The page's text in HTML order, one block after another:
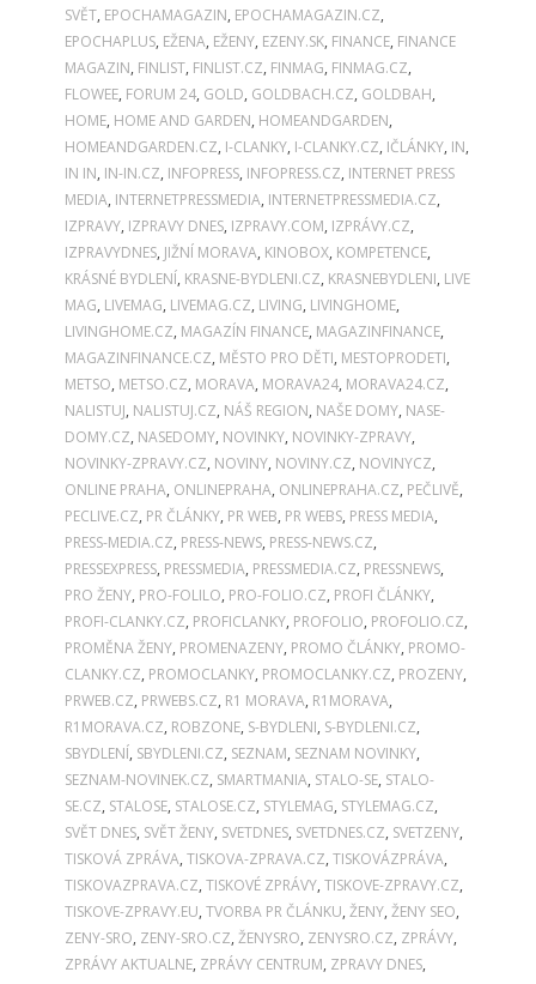
SVĚT, EPOCHAMAGAZIN, EPOCHAMAGAZIN.CZ,
EPOCHAPLUS, EŽENA, EŽENY, EZENY.SK, FINANCE, FINANCE
MAGAZIN, FINLIST, FINLIST.CZ, FINMAG, FINMAG.CZ,
FLOWEE, FORUM 24, GOLD, GOLDBACH.CZ, GOLDBAH,
HOME, HOME AND GARDEN, HOMEANDGARDEN,
HOMEANDGARDEN.CZ, I-CLANKY, I-CLANKY.CZ, IČLÁNKY, IN,
IN IN, IN-IN.CZ, INFOPRESS, INFOPRESS.CZ, INTERNET PRESS
MEDIA, INTERNETPRESSMEDIA, INTERNETPRESSMEDIA.CZ,
IZPRAVY, IZPRAVY DNES, IZPRAVY.COM, IZPRÁVY.CZ,
IZPRAVYDNES, JIŽNÍ MORAVA, KINOBOX, KOMPETENCE,
KRÁSNÉ BYDLENÍ, KRASNE-BYDLENI.CZ, KRASNEBYDLENI, LIVE
MAG, LIVEMAG, LIVEMAG.CZ, LIVING, LIVINGHOME,
LIVINGHOME.CZ, MAGAZÍN FINANCE, MAGAZINFINANCE,
MAGAZINFINANCE.CZ, MĚSTO PRO DĚTI, MESTOPRODETI,
METSO, METSO.CZ, MORAVA, MORAVA24, MORAVA24.CZ,
NALISTUJ, NALISTUJ.CZ, NÁŠ REGION, NAŠE DOMY, NASE-
DOMY.CZ, NASEDOMY, NOVINKY, NOVINKY-ZPRAVY,
NOVINKY-ZPRAVY.CZ, NOVINY, NOVINY.CZ, NOVINYCZ,
ONLINE PRAHA, ONLINEPRAHA, ONLINEPRAHA.CZ, PEČLIVĚ,
PECLIVE.CZ, PR ČLÁNKY, PR WEB, PR WEBS, PRESS MEDIA,
PRESS-MEDIA.CZ, PRESS-NEWS, PRESS-NEWS.CZ,
PRESSEXPRESS, PRESSMEDIA, PRESSMEDIA.CZ, PRESSNEWS,
PRO ŽENY, PRO-FOLILO, PRO-FOLIO.CZ, PROFI ČLÁNKY,
PROFI-CLANKY.CZ, PROFICLANKY, PROFOLIO, PROFOLIO.CZ,
PROMĚNA ŽENY, PROMENAZENY, PROMO ČLÁNKY, PROMO-
CLANKY.CZ, PROMOCLANKY, PROMOCLANKY.CZ, PROZENY,
PRWEB.CZ, PRWEBS.CZ, R1 MORAVA, R1MORAVA,
R1MORAVA.CZ, ROBZONE, S-BYDLENI, S-BYDLENI.CZ,
SBYDLENÍ, SBYDLENI.CZ, SEZNAM, SEZNAM NOVINKY,
SEZNAM-NOVINEK.CZ, SMARTMANIA, STALO-SE, STALO-
SE.CZ, STALOSE, STALOSE.CZ, STYLEMAG, STYLEMAG.CZ,
SVĚT DNES, SVĚT ŽENY, SVETDNES, SVETDNES.CZ, SVETZENY,
TISKOVÁ ZPRÁVA, TISKOVA-ZPRAVA.CZ, TISKOVÁZPRÁVA,
TISKOVAZPRAVA.CZ, TISKOVÉ ZPRÁVY, TISKOVE-ZPRAVY.CZ,
TISKOVE-ZPRAVY.EU, TVORBA PR ČLÁNKU, ŽENY, ŽENY SEO,
ZENY-SRO, ZENY-SRO.CZ, ŽENYSRO, ZENYSRO.CZ, ZPRÁVY,
ZPRÁVY AKTUALNE, ZPRÁVY CENTRUM, ZPRAVY DNES,